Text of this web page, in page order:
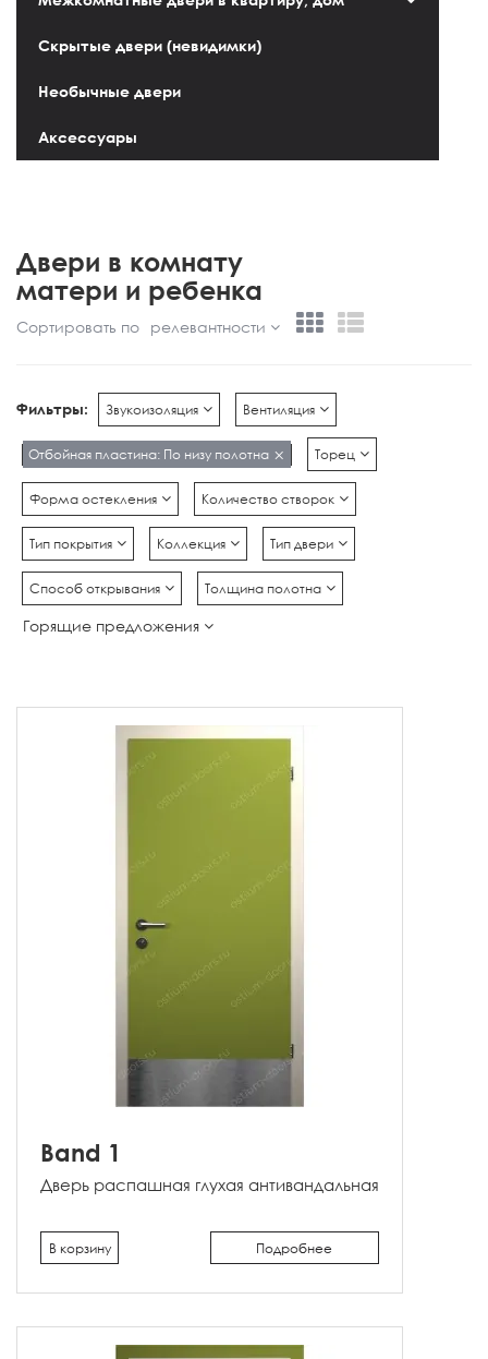
Скрытые двери (невидимки)
Необычные двери
Аксессуары
Двери в комнату
матери и ребенка
Сортировать по релевантности
Фильтры: Звукоизоляция Вентиляция
Отбойная пластина: По низу полотна Торец
Форма остекления Количество створок
Тип покрытия Коллекция Тип двери
Способ открывания Толщина полотна
Горящие предложения
Band 1
Дверь распашная глухая антивандальная
Подробнее
В корзину